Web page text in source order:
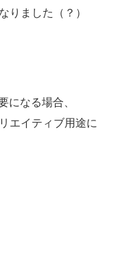
りました（？）
なる場合、
エイティブ用途に